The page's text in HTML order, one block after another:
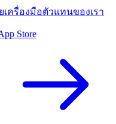
เครื่องมือตัวแทนของเรา
Store